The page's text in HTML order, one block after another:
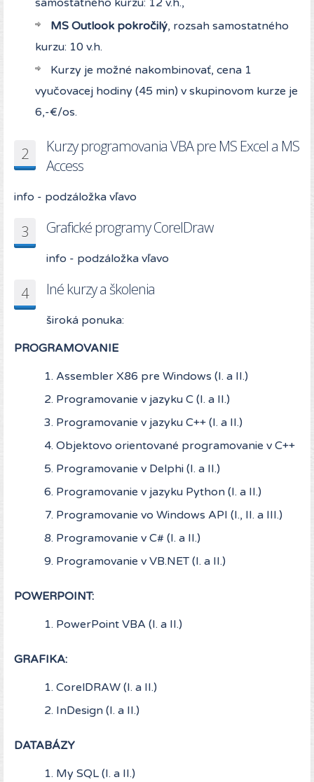
samostatného kurzu: 12 v.h.,
MS Outlook pokročilý, rozsah samostatného
kurzu: 10 v.h.
Kurzy je možné nakombinovať, cena 1
vyučovacej hodiny (45 min) v skupinovom kurze je
6,-€/os.
2
Kurzy programovania VBA pre MS Excel a MS
Access
info - podzáložka vľavo
3 Grafické programy CorelDraw
info - podzáložka vľavo
4 Iné kurzy a školenia
široká ponuka:
PROGRAMOVANIE
Assembler X86 pre Windows (I. a II.)
Programovanie v jazyku C (I. a II.)
Programovanie v jazyku C++ (I. a II.)
Objektovo orientované programovanie v C++
Programovanie v Delphi (I. a II.)
Programovanie v jazyku Python (I. a II.)
Programovanie vo Windows API (I., II. a III.)
Programovanie v C# (I. a II.)
Programovanie v VB.NET (I. a II.)
POWERPOINT:
PowerPoint VBA (I. a II.)
GRAFIKA:
CorelDRAW (I. a II.)
InDesign (I. a II.)
DATABÁZY
My SQL (I. a II.)